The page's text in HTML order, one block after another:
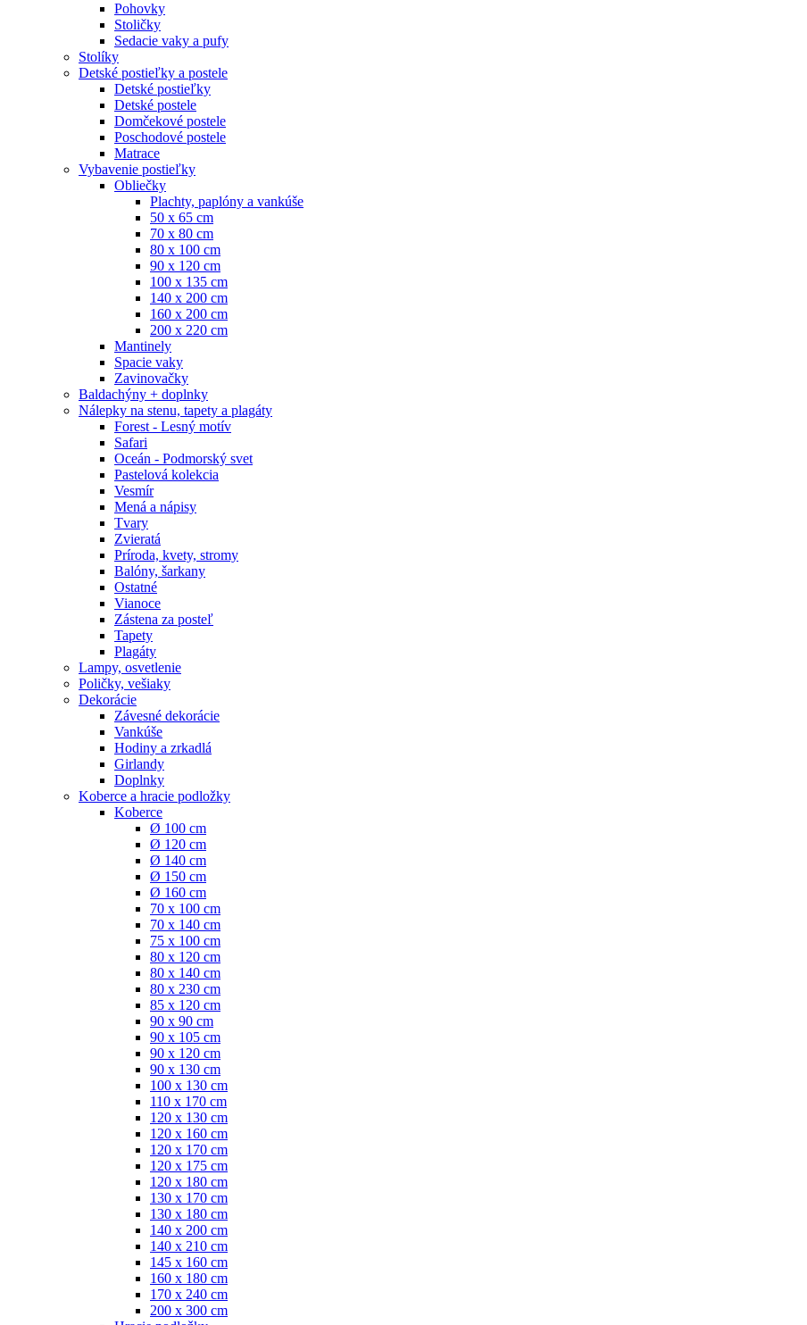
Pohovky
Stoličky
Sedacie vaky a pufy
Stolíky
Detské postieľky a postele
Detské postieľky
Detské postele
Domčekové postele
Poschodové postele
Matrace
Vybavenie postieľky
Obliečky
Plachty, paplóny a vankúše
50 x 65 cm
70 x 80 cm
80 x 100 cm
90 x 120 cm
100 x 135 cm
140 x 200 cm
160 x 200 cm
200 x 220 cm
Mantinely
Spacie vaky
Zavinovačky
Baldachýny + doplnky
Nálepky na stenu, tapety a plagáty
Forest - Lesný motív
Safari
Oceán - Podmorský svet
Pastelová kolekcia
Vesmír
Mená a nápisy
Tvary
Zvieratá
Príroda, kvety, stromy
Balóny, šarkany
Ostatné
Vianoce
Zástena za posteľ
Tapety
Plagáty
Lampy, osvetlenie
Poličky, vešiaky
Dekorácie
Závesné dekorácie
Vankúše
Hodiny a zrkadlá
Girlandy
Doplnky
Koberce a hracie podložky
Koberce
Ø 100 cm
Ø 120 cm
Ø 140 cm
Ø 150 cm
Ø 160 cm
70 x 100 cm
70 x 140 cm
75 x 100 cm
80 x 120 cm
80 x 140 cm
80 x 230 cm
85 x 120 cm
90 x 90 cm
90 x 105 cm
90 x 120 cm
90 x 130 cm
100 x 130 cm
110 x 170 cm
120 x 130 cm
120 x 160 cm
120 x 170 cm
120 x 175 cm
120 x 180 cm
130 x 170 cm
130 x 180 cm
140 x 200 cm
140 x 210 cm
145 x 160 cm
160 x 180 cm
170 x 240 cm
200 x 300 cm